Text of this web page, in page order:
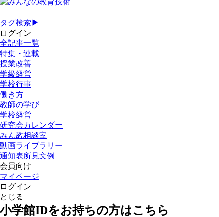
タグ検索▶
ログイン
全記事一覧
特集・連載
授業改善
学級経営
学校行事
働き方
教師の学び
学校経営
研究会カレンダー
みん教相談室
動画ライブラリー
通知表所見文例
会員向け
マイページ
ログイン
とじる
小学館IDをお持ちの方はこちら